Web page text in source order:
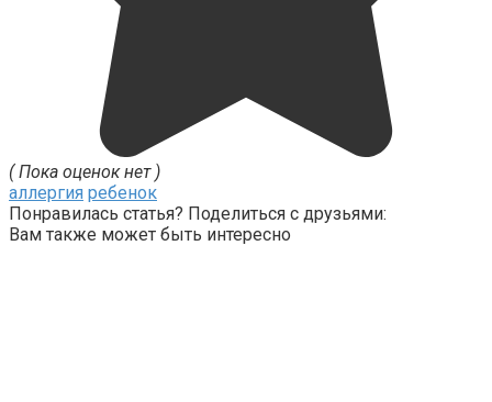
( Пока оценок нет )
аллергия ребенок
Понравилась статья? Поделиться с друзьями:
Вам также может быть интересно